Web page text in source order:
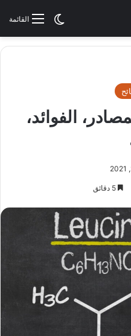
القائمةالوضع
الفوائد،